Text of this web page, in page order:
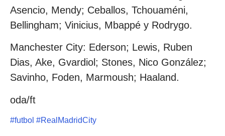
Asencio, Mendy; Ceballos, Tchouaméni,
Bellingham; Vinicius, Mbappé y Rodrygo.
Manchester City: Ederson; Lewis, Ruben
Dias, Ake, Gvardiol; Stones, Nico González;
Savinho, Foden, Marmoush; Haaland.
oda/ft
#futbol #RealMadridCity